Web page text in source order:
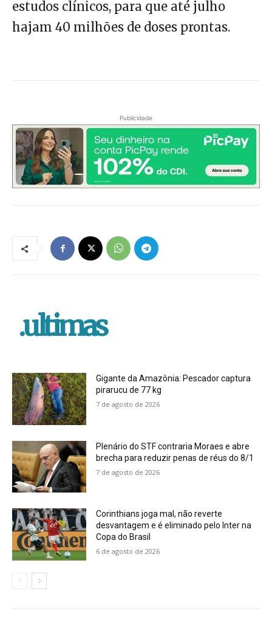
estudos clínicos, para que até julho
hajam 40 milhões de doses prontas.
Publicidade
.ultimas
Gigante da Amazônia: Pescador captura
pirarucu de 77 kg
7 de agosto de 2026
Plenário do STF contraria Moraes e abre
brecha para reduzir penas de réus do 8/1
7 de agosto de 2026
Corinthians joga mal, não reverte
desvantagem e é eliminado pelo Inter na
Copa do Brasil
6 de agosto de 2026